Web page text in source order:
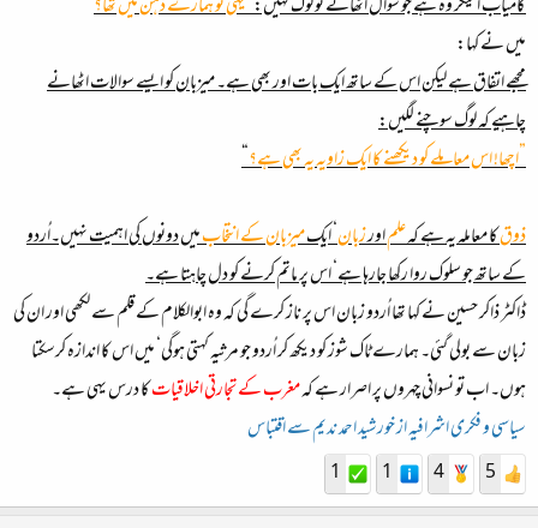
کامیاب اینکر وہ ہے جو سوال اٹھائے تو لوگ کہیں:”یہی تو ہمارے ذہن میں تھا؟“
میں نے کہا:
مجھے اتفاق ہے لیکن اس کے ساتھ ایک بات اور بھی ہے۔میزبان کو ایسے سوالات اٹھانے
چاہیے کہ لوگ سوچنے لگیں:
”اچھا! اس معاملے کو دیکھنے کا ایک زاویہ یہ بھی ہے؟“
ذوقکا معاملہ یہ ہے کہعلماورزبان‘ ایکمیزبان کے انتخابمیں دونوں کی اہمیت نہیں۔اُردو
کے ساتھ جو سلوک روا رکھا جارہا ہے‘ اس پر ماتم کرنے کو دل چاہتا ہے۔
ڈاکٹر ذاکر حسین نے کہا تھا اُردو زبان اس پر ناز کرے گی کہ وہ ابوالکلام کے قلم سے لکھی اور ان کی
زبان سے بولی گئی۔ ہمارے ٹاک شوز کو دیکھ کر اُردو جو مرثیہ کہتی ہوگی‘ میں اس کا اندازہ کرسکتا
ہوں۔ اب تو نسوانی چہروں پر اصرار ہے کہمغرب کےتجارتی اخلاقیاتکا درس یہی ہے۔
سیاسی و فکری اشرافیہ از خورشید احمد ندیم سے اقتباس
5
4
1
1